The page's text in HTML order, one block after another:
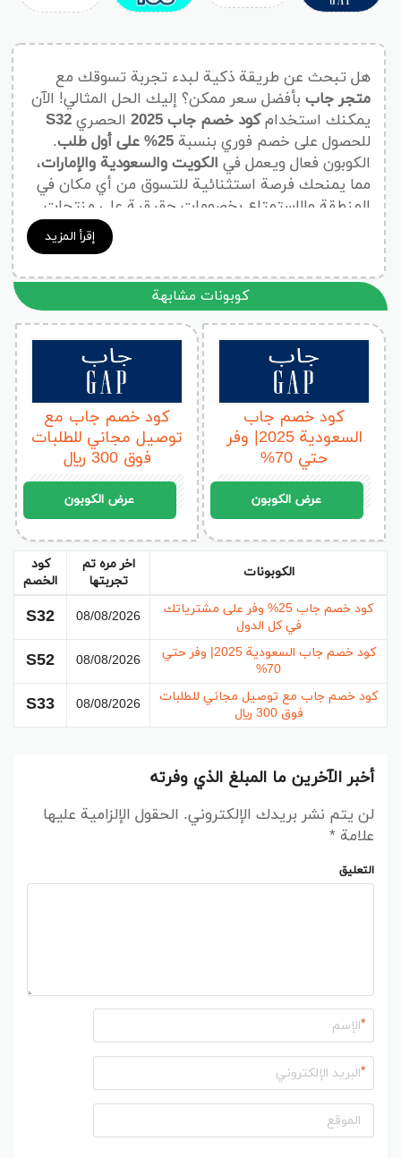
إقرأ المزيد
هل تبحث عن طريقة ذكية لبدء تجربة تسوقك مع
متجر جاب بأفضل سعر ممكن؟ إليك الحل المثالي! الآن
يمكنك استخدامكود خصم جاب 2025 الحصريS32
للحصول على خصم فوري بنسبة25% على أول طلب
.
الكوبون فعال ويعمل في الكويت والسعودية والإمارات،
مما يمنحك فرصة استثنائية للتسوق من أي مكان في
المنطقة والاستمتاع بخصومات حقيقية على منتجات
لماذا تختار كود خصم جاب 2025؟
التسوق مع جاب ليس مجرد شراء ملابس، بل هو تجربة
متكاملة للجودة والموضة العصرية. ومع
، تزداد هذه التجربة متعة، حيث ستحصل على:
كوبونحصري وفعال
في عام 2025.
إمكانية الاستفادة من الخصم فيالسعودية والكويت
والإمارات
سريان الكود على
جميع المنتجات دون استثناء
تجربة تسوق آمنة عبر الموقع الرسمي لجاب.
كيفية استخدام كود خصم جاب S32
خطوات تطبيق الكوبون بسيطة للغاية ولا تحتاج إلى
خبرة سابقة في التسوق عبر الإنترنت:
قم بزيارة الموقع الرسمي لمتجر جاب في بلدك
(السعودية، الكويت، أو الإمارات).
تصفح الأقسام المتنوعة واختر المنتجات التي
أضفها إلى سلة التسوق الخاصة بك.
عند إتمام الشراء، أدخل الكود
الخصم”.
اضغط على تطبيق، وسيتم خصم
قيمة الطلب.
سواء كنت تبحث عن ملابس يومية مريحة أو أزياء
رسمية أنيقة، فالكوبونS32يمنحك فرصة مثالية
للتسوق بأقل سعر. وتشمل الأقسام التي يغطيها الخصم
ما يلي:
الأزياء الرجالية: قمصان قطنية، تيشيرتات عصرية،
بناطيل جينز، جاكيتات ومعاطف، بالإضافة إلى
الملابس الرياضية العملية.
كوبونات مشابهة
كود خصم جاب مع
توصيل مجاني للطلبات
فوق 300 ريال
عرض الكوبون
كود خصم جاب
السعودية 2025| وفر
حتي 70%
عرض الكوبون
الكوبونات
اخر مره تم
تجربتها
كود
الخصم
كود خصم جاب 25% وفر على مشترياتك
في كل الدول
08/08/2026
S32
كود خصم جاب السعودية 2025| وفر حتي
70%
08/08/2026
S52
كود خصم جاب مع توصيل مجاني للطلبات
فوق 300 ريال
08/08/2026
S33
أخبر الآخرين ما المبلغ الذي وفرته
لن يتم نشر بريدك الإلكتروني. الحقول الإلزامية عليها
علامة *
التعليق
*
*